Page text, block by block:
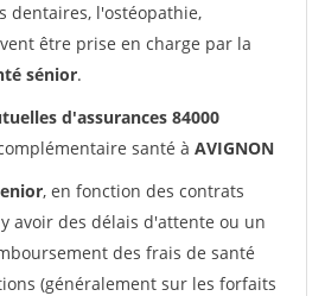
dentaires, l'ostéopathie,
être prise en charge par la
sénior.
d'assurances 84000
santé à AVIGNON
, en fonction des contrats
avoir des délais d'attente ou un
des frais de santé
(généralement sur les forfaits